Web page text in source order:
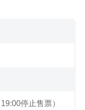
停止售票）